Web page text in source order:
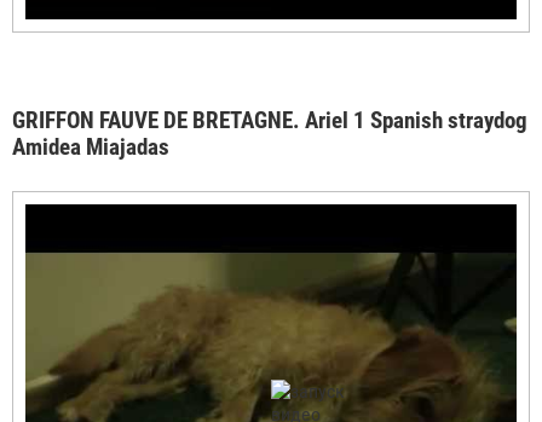
GRIFFON FAUVE DE BRETAGNE. Ariel 1 Spanish straydog
Amidea Miajadas